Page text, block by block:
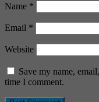
Name *
Email *
Website
Save my name,
time I comment.